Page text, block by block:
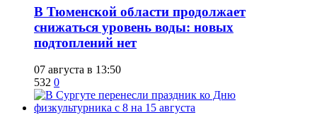
​В Тюменской области продолжает
снижаться уровень воды: новых
подтоплений нет
07 августа в 13:50
532 0